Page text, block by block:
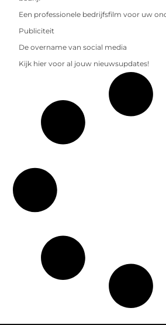
Een professionele bedrijfsfilm voor uw
Publiciteit
De overname van social media
Kijk hier voor al jouw nieuwsupdates!